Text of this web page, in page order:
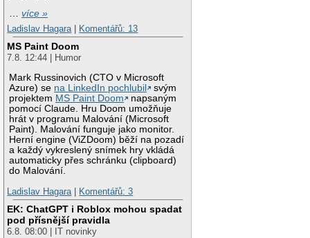
…více »
Ladislav Hagara
Komentářů: 13
MS Paint Doom
7.8. 12:44 | Humor
Mark Russinovich (CTO v Microsoft
Azure) se na LinkedIn pochlubil
svým
projektem MS Paint Doom
napsaným
pomocí Claude. Hru Doom umožňuje
hrát v programu Malování (Microsoft
Paint). Malování funguje jako monitor.
Herní engine (ViZDoom) běží na pozadí
a každý vykreslený snímek hry vkládá
automaticky přes schránku (clipboard)
do Malování.
Ladislav Hagara
Komentářů: 3
EK: ChatGPT i Roblox mohou spadat
pod přísnější pravidla
6.8. 08:00 | IT novinky